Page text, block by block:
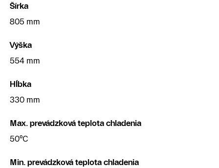
Šírka
805 mm
Výška
554 mm
Hĺbka
330 mm
Max. prevádzková teplota chladenia
50°C
Min. prevádzková teplota chladenia